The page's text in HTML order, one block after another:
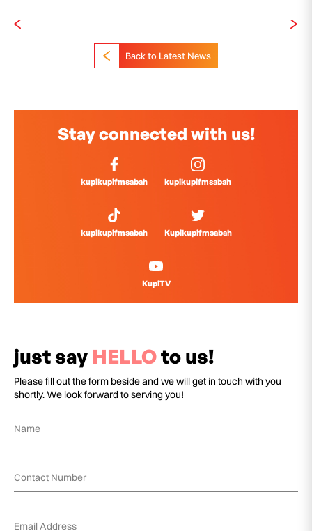
Back to Latest News
Stay connected with us!
kupikupifmsabah kupikupifmsabah
kupikupifmsabah Kupikupifmsabah
KupiTV
just say HELLOto us!
Please fill out the form beside and we will get in touch with you
shortly. We look forward to serving you!